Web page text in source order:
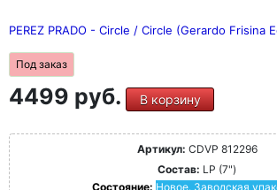
PEREZ PRADO - Circle / Circle (Gerardo Frisina
Под заказ
4499 руб. В корзину
Артикул: CDVP 812296
Состав: LP (7")
Состояние: Новое. Заводская